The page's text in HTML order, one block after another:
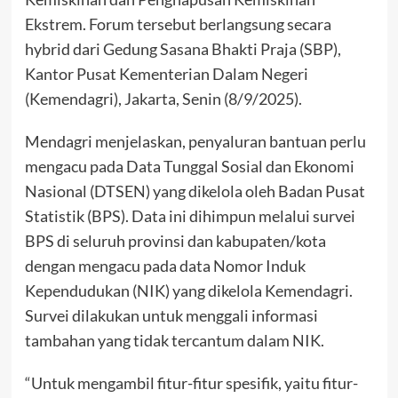
Ekstrem. Forum tersebut berlangsung secara
hybrid dari Gedung Sasana Bhakti Praja (SBP),
Kantor Pusat Kementerian Dalam Negeri
(Kemendagri), Jakarta, Senin (8/9/2025).
Mendagri menjelaskan, penyaluran bantuan perlu
mengacu pada Data Tunggal Sosial dan Ekonomi
Nasional (DTSEN) yang dikelola oleh Badan Pusat
Statistik (BPS). Data ini dihimpun melalui survei
BPS di seluruh provinsi dan kabupaten/kota
dengan mengacu pada data Nomor Induk
Kependudukan (NIK) yang dikelola Kemendagri.
Survei dilakukan untuk menggali informasi
tambahan yang tidak tercantum dalam NIK.
“Untuk mengambil fitur-fitur spesifik, yaitu fitur-